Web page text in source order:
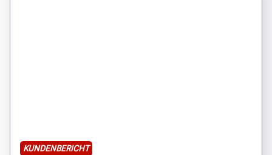
KUNDENBERICHT